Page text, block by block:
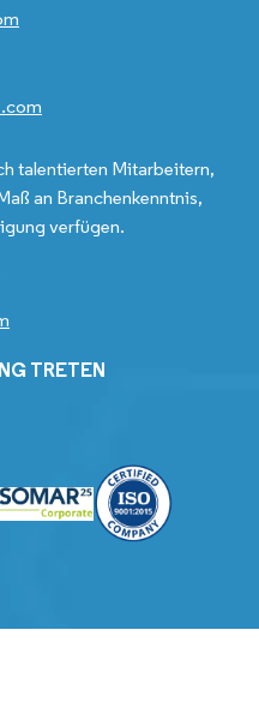
talentierten Mitarbeitern,
an Branchenkenntnis,
verfügen.
TRETEN